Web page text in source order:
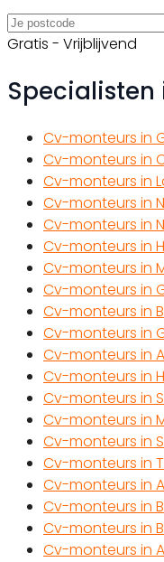
Gratis - Vrijblijvend
Cv-monteurs in
Cv-monteurs in
Cv-monteurs in
Cv-monteurs in
Cv-monteurs in
Cv-monteurs in
Cv-monteurs in
Cv-monteurs in
Cv-monteurs in
Cv-monteurs in
Cv-monteurs in
Cv-monteurs in
Cv-monteurs in
Cv-monteurs in
Cv-monteurs in
Cv-monteurs in
Cv-monteurs in
Cv-monteurs in
Cv-monteurs in
Cv-monteurs in